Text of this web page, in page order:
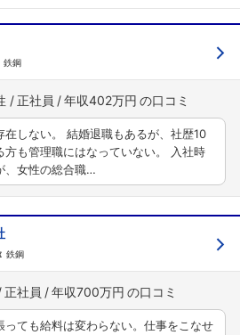
鉄鋼
正社員 年収402万円
在しない。 結婚退職もあるが、社歴10
方も管理職にはなっていない。 入社時
、女性の総合職…
鉄鋼
正社員 年収700万円
っても給料は変わらない。仕事をこなせ